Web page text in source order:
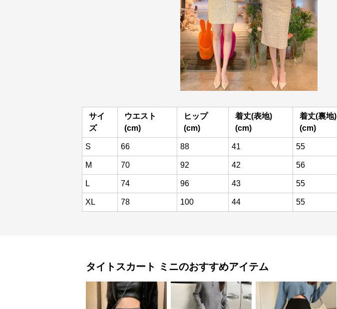
サイ
ズ
ウエスト
(cm)
ヒップ
(cm)
着丈(表地)
(cm)
着丈(裏地)
(cm)
S 66 88 41 55
M 70 92 42 56
L 74 96 43 55
XL 78 100 44 55
タイトスカート ミニのおすすめアイテム